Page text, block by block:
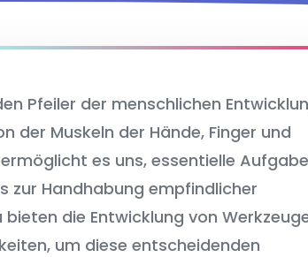
Pfeiler der menschlichen
der Muskeln der Hände, Finger und
es uns, essentielle
zur Handhabung empfindlicher
die Entwicklung von
um diese entscheidenden